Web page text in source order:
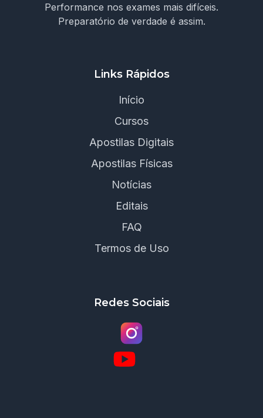
Performance nos exames mais difíceis.
Preparatório de verdade é assim.
Links Rápidos
Início
Cursos
Apostilas Digitais
Apostilas Físicas
Notícias
Editais
FAQ
Termos de Uso
Redes Sociais